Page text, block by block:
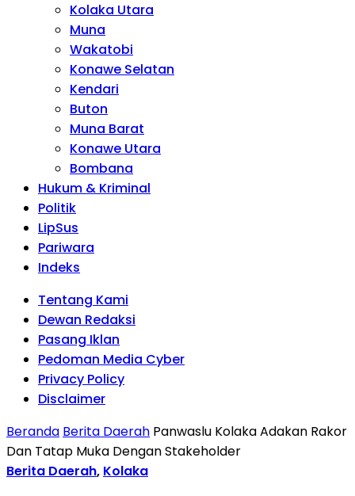
Kolaka Utara
Muna
Wakatobi
Konawe Selatan
Kendari
Buton
Muna Barat
Konawe Utara
Bombana
Hukum & Kriminal
Politik
LipSus
Pariwara
Indeks
Tentang Kami
Dewan Redaksi
Pasang Iklan
Pedoman Media Cyber
Privacy Policy
Disclaimer
Beranda Berita Daerah Panwaslu Kolaka Adakan Rakor
Dan Tatap Muka Dengan Stakeholder
Berita Daerah, Kolaka